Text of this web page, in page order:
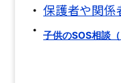
保護者や関係
子供のSOS相談（